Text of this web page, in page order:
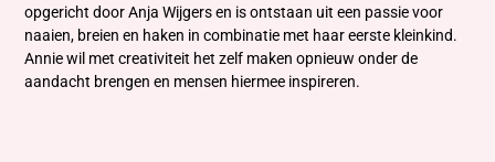
opgericht door Anja Wijgers en is ontstaan uit een passie voor
naaien, breien en haken in combinatie met haar eerste kleinkind.
Annie wil met creativiteit het zelf maken opnieuw onder de
aandacht brengen en mensen hiermee inspireren.